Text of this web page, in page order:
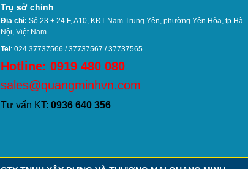
Trụ sở chính
Địa chỉ: Số 23 + 24 F, A10, KĐT Nam Trung Yên, phường Yên Hòa, tp Hà
Nội, Việt Nam
Tel : 024 37737566 / 37737567 / 37737565
Hotline: 0919 480 080
sales@quangminhvn.com
Tư vấn KT: 0936 640 356